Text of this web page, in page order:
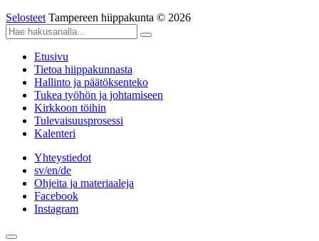
Selosteet Tampereen hiippakunta © 2026
Etusivu
Tietoa hiippakunnasta
Hallinto ja päätöksenteko
Tukea työhön ja johtamiseen
Kirkkoon töihin
Tulevaisuusprosessi
Kalenteri
Yhteystiedot
sv/en/de
Ohjeita ja materiaaleja
Facebook
Instagram